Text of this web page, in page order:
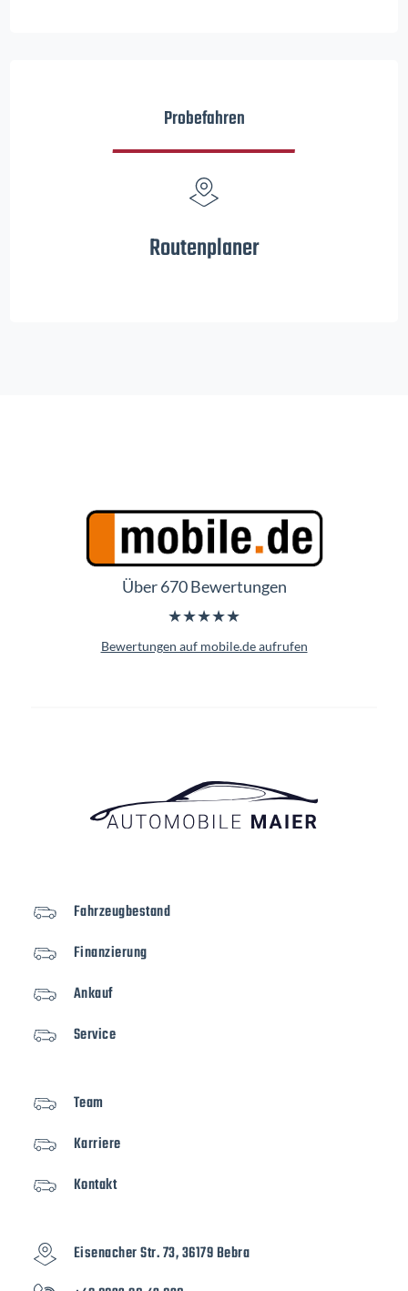
Probefahren
Routenplaner
Über 670 Bewertungen
★★★★★
Bewertungen auf mobile.de aufrufen
Fahrzeugbestand
Finanzierung
Ankauf
Service
Team
Karriere
Kontakt
Eisenacher Str. 73, 36179 Bebra